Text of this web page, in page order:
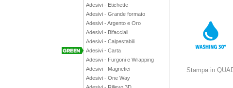
Adesivi - Etichette
Adesivi - Grande formato
Adesivi - Argento e Oro
Adesivi - Bifacciali
Adesivi - Calpestabili
Adesivi - Carta
Adesivi - Furgoni e Wrapping
Adesivi - Magnetici
Adesivi - One Way
Stampa in